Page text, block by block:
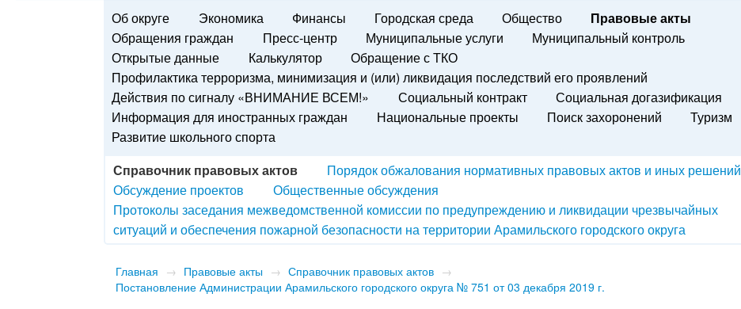
Об округе Экономика Финансы Городская среда Общество
Правовые акты
Обращения граждан
Пресс-центр Муниципальные услуги
Муниципальный контроль
Открытые данные
Калькулятор
Обращение с ТКО
Профилактика терроризма, минимизация и (или) ликвидация последствий его проявлений
Действия по сигналу «ВНИМАНИЕ ВСЕМ!»
Социальный контракт
Социальная догазификация
Информация для иностранных граждан
Национальные проекты Поиск захоронений
Туризм
Развитие школьного спорта
Справочник правовых актов
Порядок обжалования нормативных правовых актов и иных решений
Обсуждение проектов
Общественные обсуждения
Протоколы заседания межведомственной комиссии по предупреждению и ликвидации чрезвычайных
ситуаций и обеспечения пожарной безопасности на территории Арамильского городского округа
Главная → Правовые акты → Справочник правовых актов →
Постановление Администрации Арамильского городского округа № 751 от 03 декабря 2019 г.